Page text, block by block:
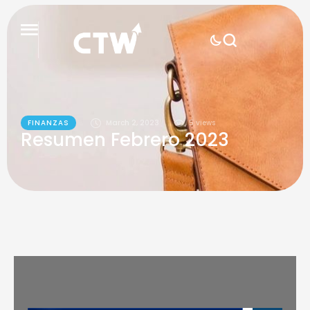
FINANZAS 5 views
Resumen Febrero 2023